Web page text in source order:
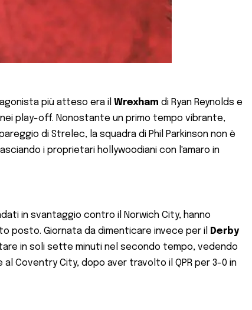
più atteso era il Wrexham di Ryan Reynolds e
play-off. Nonostante un primo tempo vibrante,
di Strelec, la squadra di Phil Parkinson non è
i proprietari hollywoodiani con l'amaro in
in svantaggio contro il Norwich City, hanno
posto. Giornata da dimenticare invece per il
Derby
in soli sette minuti nel secondo tempo, vedendo
Coventry City, dopo aver travolto il QPR per 3-0 in